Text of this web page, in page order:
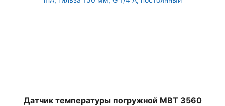
Датчик температуры погружной MBT 3560